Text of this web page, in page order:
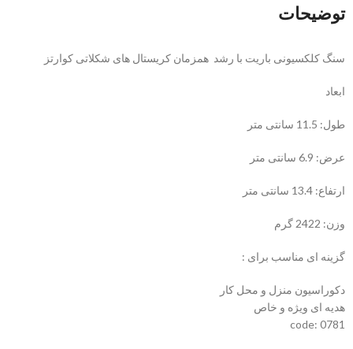
توضیحات
سنگ کلکسیونی باریت با رشد همزمان کریستال های شکلاتی کوارتز
ابعاد
طول: 11.5 سانتی متر
عرض: 6.9 سانتی متر
ارتفاع: 13.4 سانتی متر
وزن: 2422 گرم
گزینه ای مناسب برای :
دکوراسیون منزل و محل کار
هدیه ای ویژه و خاص
code: 0781